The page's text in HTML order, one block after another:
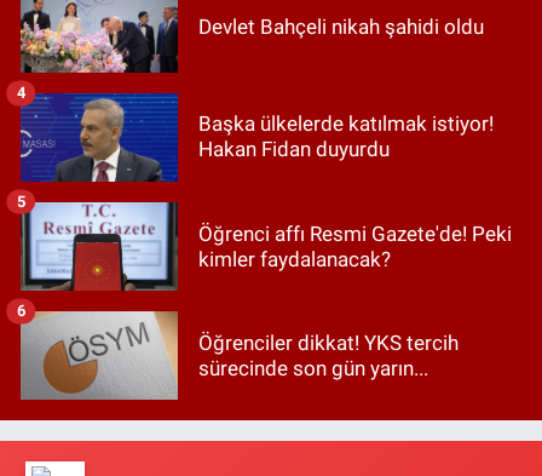
Devlet Bahçeli nikah şahidi oldu
Başka ülkelerde katılmak istiyor!
Hakan Fidan duyurdu
4
Öğrenci affı Resmi Gazete'de! Peki
kimler faydalanacak?
5
Öğrenciler dikkat! YKS tercih
sürecinde son gün yarın...
6